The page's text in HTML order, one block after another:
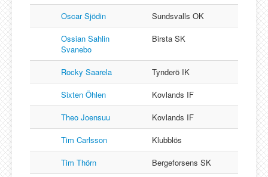
Oscar Sjödin
Sundsvalls OK
Ossian Sahlin
Svanebo
Birsta SK
Rocky Saarela
Tynderö IK
Sixten Öhlen
Kovlands IF
Theo Joensuu
Kovlands IF
Tim Carlsson
Klubblös
Tim Thörn
Bergeforsens SK